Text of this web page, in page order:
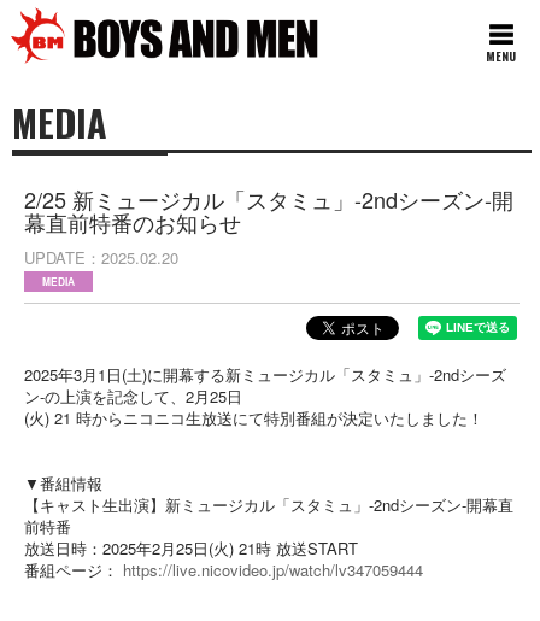
MENU
MEDIA
2/25 新ミュージカル「スタミュ」-2ndシーズン-開
幕直前特番のお知らせ
UPDATE 2025.02.20
MEDIA
2025年3月1日(土)に開幕する新ミュージカル「スタミュ」-2ndシーズ
ン-の上演を記念して、2月25日
(火) 21 時からニコニコ生放送にて特別番組が決定いたしました！
▼番組情報
【キャスト生出演】新ミュージカル「スタミュ」-2ndシーズン-開幕直
前特番
放送日時：2025年2月25日(火) 21時 放送START
番組ページ： https://live.nicovideo.jp/watch/lv347059444